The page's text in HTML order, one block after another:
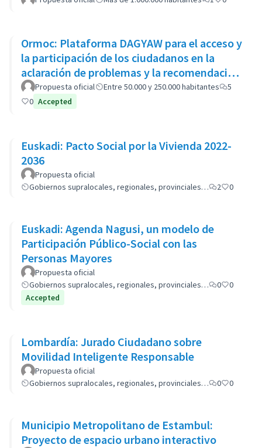
Ormoc: Plataforma DAGYAW para el acceso y
la participación de los ciudadanos en la
aclaración de problemas y la recomendación
de opciones políticas
Propuesta oficial Entre 50.000 y 250.000 habitantes
5
0 Accepted
Euskadi: Pacto Social por la Vivienda 2022-
2036
Propuesta oficial
Gobiernos supralocales, regionales, provinciales…
2 0
Euskadi: Agenda Nagusi, un modelo de
Participación Público-Social con las
Personas Mayores
Propuesta oficial
Gobiernos supralocales, regionales, provinciales…
0
0
Accepted
Lombardía: Jurado Ciudadano sobre
Movilidad Inteligente Responsable
Propuesta oficial
Gobiernos supralocales, regionales, provinciales…
0 0
Municipio Metropolitano de Estambul:
Proyecto de espacio urbano interactivo